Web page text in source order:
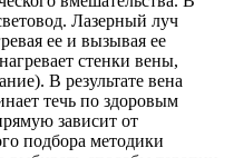
Лазерный луч
ее и вызывая ее
стенки вены,
В результате вена
течь по здоровым
зависит от
подбора методики